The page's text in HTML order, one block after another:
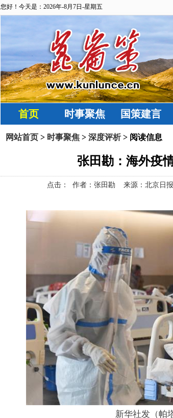
您好！今天是：2026年-8月7日-星期五
首页 时事聚焦 国策建言
网站首页 > 时事聚焦 > 深度评析> 阅读信息
张田勘：海外疫
点击： 作者：张田勘 来源：北京日报
新华社发（帕